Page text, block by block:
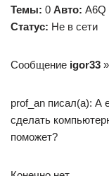
Темы: 0 Авто: A6Q
Статус: Не в сети
Сообщение igor33
prof_an писал(а): А
сделать
поможет?